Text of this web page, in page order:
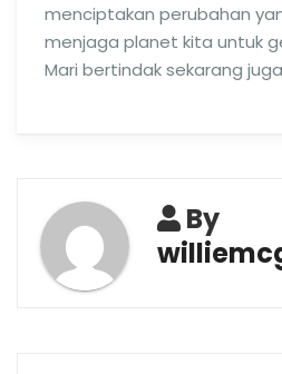
menciptakan perubahan
menjaga planet kita untuk
Mari bertindak sekarang
By